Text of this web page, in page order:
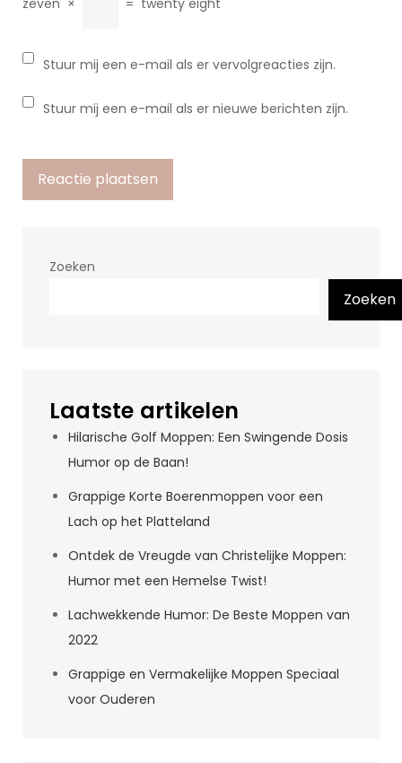
zeven × = twenty eight
Stuur mij een e-mail als er vervolgreacties zijn.
Stuur mij een e-mail als er nieuwe berichten zijn.
Zoeken
Zoeken
Laatste artikelen
Hilarische Golf Moppen: Een Swingende Dosis
Humor op de Baan!
Grappige Korte Boerenmoppen voor een
Lach op het Platteland
Ontdek de Vreugde van Christelijke Moppen:
Humor met een Hemelse Twist!
Lachwekkende Humor: De Beste Moppen van
2022
Grappige en Vermakelijke Moppen Speciaal
voor Ouderen